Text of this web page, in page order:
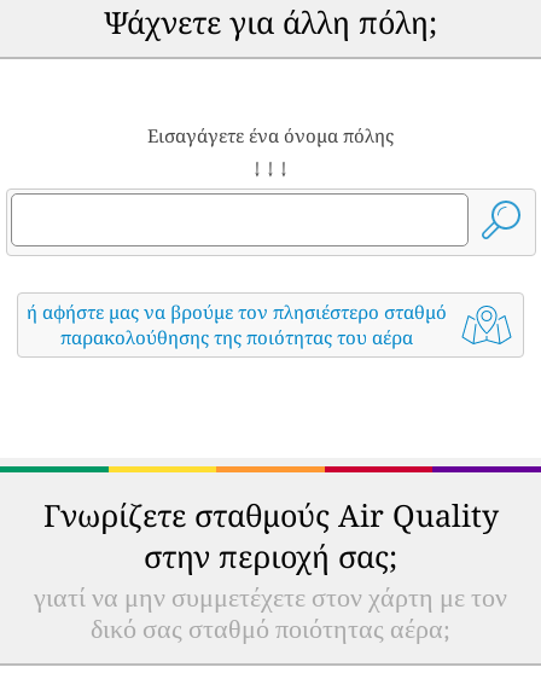
Ψάχνετε για άλλη πόλη;
Εισαγάγετε ένα όνομα πόλης
↓ ↓ ↓
ή αφήστε μας να βρούμε τον πλησιέστερο σταθμό
παρακολούθησης της ποιότητας του αέρα
Γνωρίζετε σταθμούς Air Quality
στην περιοχή σας;
γιατί να μην συμμετέχετε στον χάρτη με τον
δικό σας σταθμό ποιότητας αέρα;